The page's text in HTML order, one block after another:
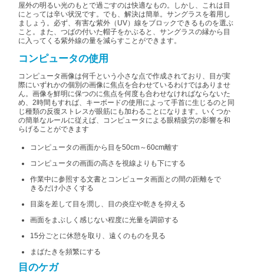
屋外の明るい光のもとで過ごすのは快適なもの。しかし、これは目
にとっては辛い状況です。でも、解決は簡単。サングラスを着用し
ましょう。必ず、有害な紫外（UV）線をブロックできるものを選ぶ
こと。また、つばの付いた帽子をかぶると、サングラスの縁から目
に入ってくる紫外線の量を減らすことができます。
コンピュータの使用
コンピュータ画像は何千という小さな点で作成されており、目が実
際にいずれかの個別の画像に焦点を合わせているわけではありませ
ん。画像を鮮明に保つのに焦点を何度も合わせなければならないた
め、2時間もすれば、キーボードの使用によって手首に生じるのと同
じ種類の反復ストレスが眼筋にも加わることになります。いくつか
の簡単なルールに従えば、コンピュータによる眼精疲労の影響を和
らげることができます
コンピュータの画面から目を50cm～60cm離す
コンピュータの画面の高さを視線よりも下にする
作業中に参照する文書とコンピュータ画面との間の距離をで
きるだけ小さくする
目薬を差して目を潤し、目の炎症や乾きを抑える
画面をまぶしく感じない程度に光量を調節する
15分ごとに休憩を取り、遠くのものを見る
まばたきを頻繁にする
目のケガ